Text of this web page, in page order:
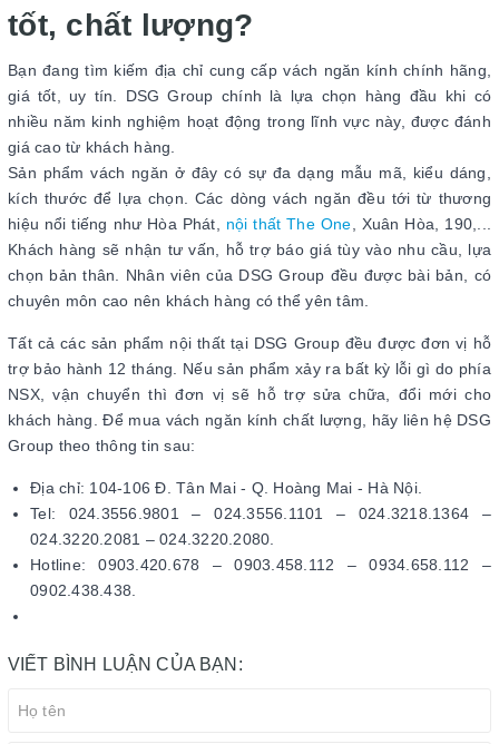
tốt, chất lượng?
Bạn đang tìm kiếm địa chỉ cung cấp vách ngăn kính chính hãng,
giá tốt, uy tín. DSG Group chính là lựa chọn hàng đầu khi có
nhiều năm kinh nghiệm hoạt động trong lĩnh vực này, được đánh
giá cao từ khách hàng.
Sản phẩm vách ngăn ở đây có sự đa dạng mẫu mã, kiểu dáng,
kích thước để lựa chọn. Các dòng vách ngăn đều tới từ thương
hiệu nổi tiếng như Hòa Phát, nội thất The One , Xuân Hòa, 190,...
Khách hàng sẽ nhận tư vấn, hỗ trợ báo giá tùy vào nhu cầu, lựa
chọn bản thân. Nhân viên của DSG Group đều được bài bản, có
chuyên môn cao nên khách hàng có thể yên tâm.
Tất cả các sản phẩm nội thất tại DSG Group đều được đơn vị hỗ
trợ bảo hành 12 tháng. Nếu sản phẩm xảy ra bất kỳ lỗi gì do phía
NSX, vận chuyển thì đơn vị sẽ hỗ trợ sửa chữa, đổi mới cho
khách hàng. Để mua vách ngăn kính chất lượng, hãy liên hệ DSG
Group theo thông tin sau:
Địa chỉ: 104-106 Đ. Tân Mai - Q. Hoàng Mai - Hà Nội.
Tel: 024.3556.9801 – 024.3556.1101 – 024.3218.1364 –
024.3220.2081 – 024.3220.2080.
Hotline: 0903.420.678 – 0903.458.112 – 0934.658.112 –
0902.438.438.
VIẾT BÌNH LUẬN CỦA BẠN: